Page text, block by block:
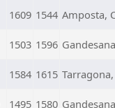
1609 1544 Amposta,
1503 1596
1584 1615 Tarragona,
1495 1580